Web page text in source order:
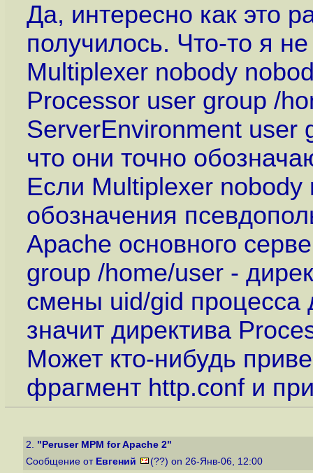
Да, интересно как это
получилось. Что-то я
Multiplexer nobody
Processor user group /
ServerEnvironment user
что они точно
Если Multiplexer nobody
обозначения
Apache основного
group /home/user -
смены uid/gid процесса
значит директива
Может кто-нибудь
фрагмент http.conf и
2. "Peruser MPM for Apache 2"
Сообщение от Евгений (??) on 26-Янв-06, 12:00